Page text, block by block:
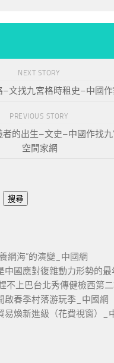
NEXT STORY
–文找九宮格時租史–中國作
PREVIOUS STORY
者的出生–文史–中國作找
空間家網
搜尋
網海”的演變_中國網
中國應對復雜動力形勢的
不上巴台北秀傳健檢西第
啟春季村落游玩季_中國網
易煥新進級（花費視窗）_